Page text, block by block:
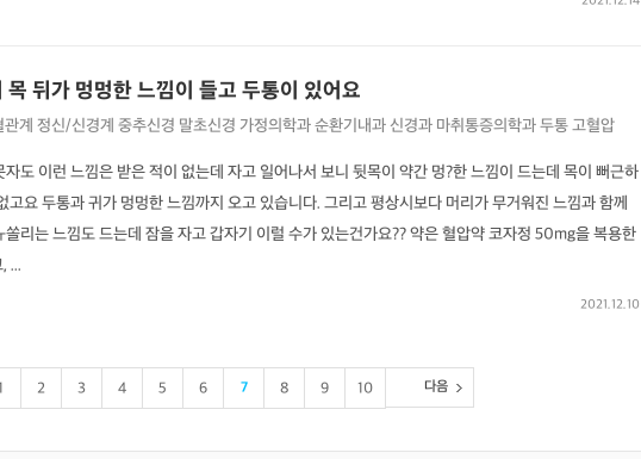
목 뒤가 멍멍한 느낌이 들고 두통이 있어요
계 정신/신경계 중추신경 말초신경 가정의학과순환기내과신경과 마취통증의학과두통고혈압
도 이런 느낌은 받은 적이 없는데 자고 일어나서 보니 뒷목이 약간 멍?한 느낌이 드는데 목이 뻐근하
고요 두통과 귀가 멍멍한 느낌까지 오고 있습니다. 그리고 평상시보다 머리가 무거워진 느낌과 함께
쏠리는 느낌도 드는데 잠을 자고 갑자기 이럴 수가 있는건가요?? 약은 혈압약 코자정 50mg을 복용한
...
2021.12.10
2 3 4 5 6 7 8 9 10 다음